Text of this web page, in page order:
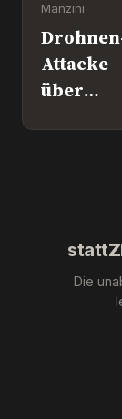
Manzini
Attacke
über
statt
Die